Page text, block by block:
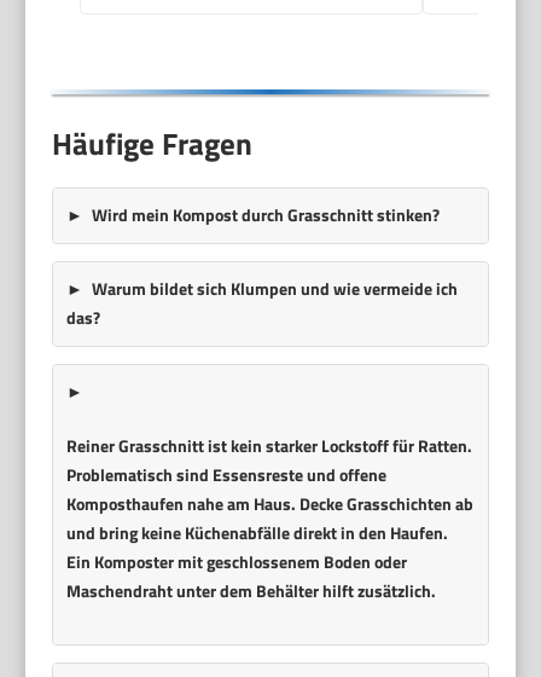
Häufige Fragen
Wird mein Kompost durch Grasschnitt stinken?
Warum bildet sich Klumpen und wie vermeide ich
das?
Reiner Grasschnitt ist kein starker Lockstoff für Ratten.
Problematisch sind Essensreste und offene
Komposthaufen nahe am Haus. Decke Grasschichten ab
und bring keine Küchenabfälle direkt in den Haufen.
Ein Komposter mit geschlossenem Boden oder
Maschendraht unter dem Behälter hilft zusätzlich.